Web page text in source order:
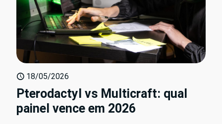
18/05/2026
Pterodactyl vs Multicraft: qual
painel vence em 2026